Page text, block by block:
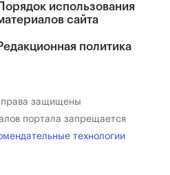
использования
сайта
политика
защищены
портала запрещается
технологии